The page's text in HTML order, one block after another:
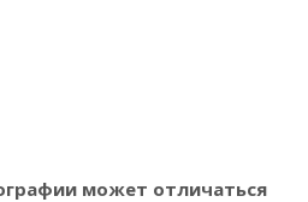
может отличаться